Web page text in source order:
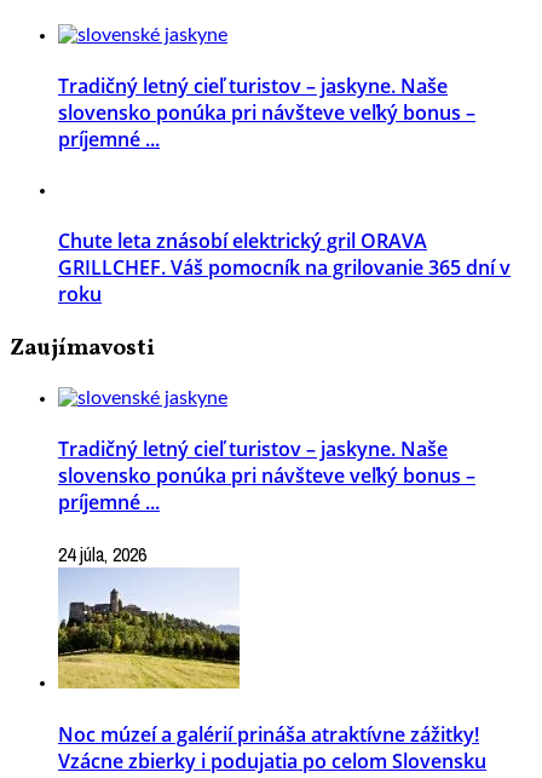
Tradičný letný cieľ turistov – jaskyne. Naše
slovensko ponúka pri návšteve veľký bonus –
príjemné ...
Chute leta znásobí elektrický gril ORAVA
GRILLCHEF. Váš pomocník na grilovanie 365 dní v
roku
Zaujímavosti
Tradičný letný cieľ turistov – jaskyne. Naše
slovensko ponúka pri návšteve veľký bonus –
príjemné ...
24 júla, 2026
Noc múzeí a galérií prináša atraktívne zážitky!
Vzácne zbierky i podujatia po celom Slovensku